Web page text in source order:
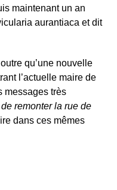
maintenant un an
aurantiaca et dit
qu’une nouvelle
l’actuelle maire de
messages très
remonter la rue de
dans ces mêmes